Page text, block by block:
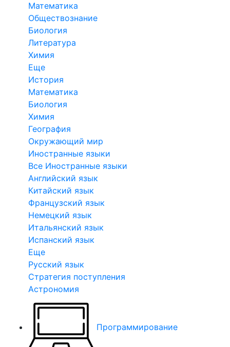
Математика
Обществознание
Биология
Литература
Химия
Еще
История
Математика
Биология
Химия
География
Окружающий мир
Иностранные языки
Все Иностранные языки
Английский язык
Китайский язык
Французский язык
Немецкий язык
Итальянский язык
Испанский язык
Еще
Русский язык
Стратегия поступления
Астрономия
Программирование